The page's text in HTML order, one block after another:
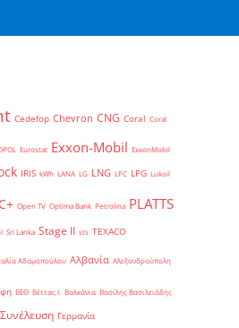
Cedefop Chevron CNG Coral Coral
Eurostat Exxon-Mobil ExxonMobil
IRIS kWh LANA LG LNG LPC LPG Lukoil
Open TV Optima Bank Petrolina PLATTS
Sri Lanka Stage II sts TEXACO
Αδαμοπούλου Αλβανία Αλεξανδρούπολη
ΒΕΘ Βέττας Ι. Βαλκάνια Βασίλης Βασιλειάδης
Γερμανία